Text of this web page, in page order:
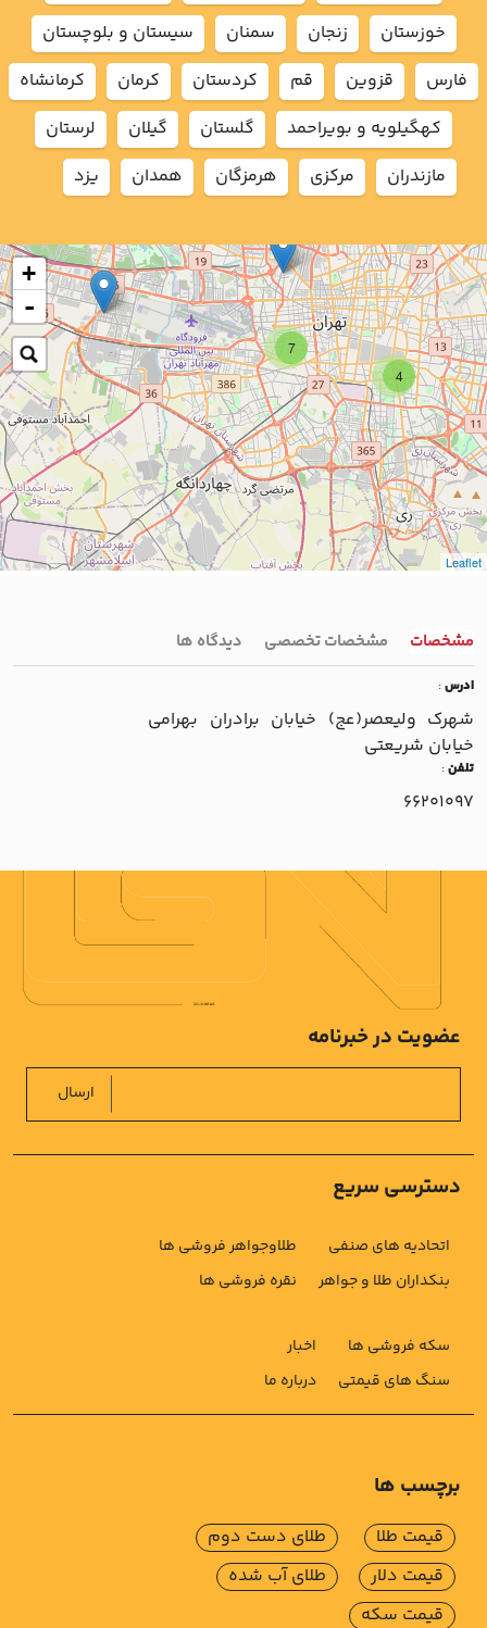
7
4
+
-
Leaflet
خوزستان
زنجان سمنان
سيستان و بلوچستان
فارس
قزوين قم كردستان كرمان
كرمانشاه
كهگيلويه و بويراحمد
گلستان گيلان
لرستان
مازندران
مركزي هرمزگان همدان يزد
مشخصات مشخصات تخصصی دیدگاه ها
ادرس:
شهرک وليعصر(عج) خيابان برادران بهرامي
خيابان شريعتي
تلفن:
66201097
دسترسی سریع
اتحادیه های صنفی
بنکداران طلا و جواهر
طلاوجواهر فروشی ها
نقره فروشی ها
سکه فروشی ها
سنگ های قیمتی
اخبار
درباره ما
عضویت در خبرنامه
ارسال
برچسب ها
قیمت طلا
قیمت دلار
قیمت سکه
طلای دست دوم
طلای آب شده